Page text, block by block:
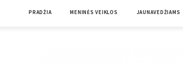
PRADŽIA MENINĖS VEIKLOS JAUNAVEDŽIAMS